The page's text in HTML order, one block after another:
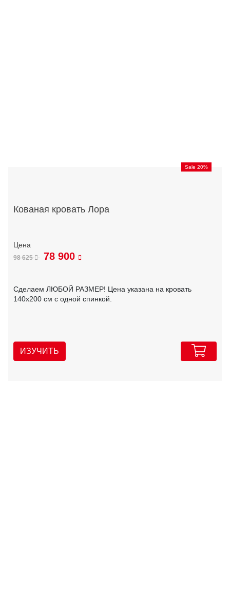
Sale 20%
Кованая кровать Лора
98 625 78 900
Сделаем ЛЮБОЙ РАЗМЕР! Цена указана на кровать
140х200 см с одной спинкой.
ИЗУЧИТЬ